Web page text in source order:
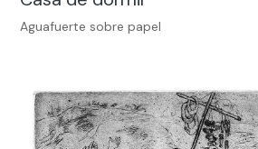
Aguafuerte sobre papel